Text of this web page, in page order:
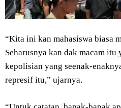
“Kita ini kan mahasiswa biasa
Seharusnya kan dak macam
kepolisian yang seenak-
represif itu,” ujarnya.